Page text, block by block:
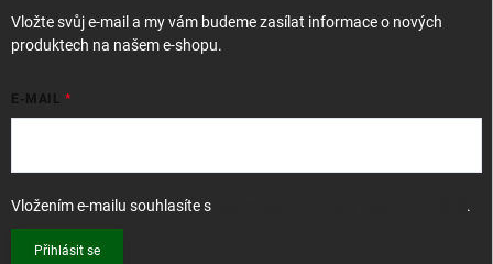
Vložte svůj e-mail a my vám budeme zasílat informace o nových
produktech na našem e-shopu.
E-MAIL
Vložením e-mailu souhlasíte s .
Přihlásit se